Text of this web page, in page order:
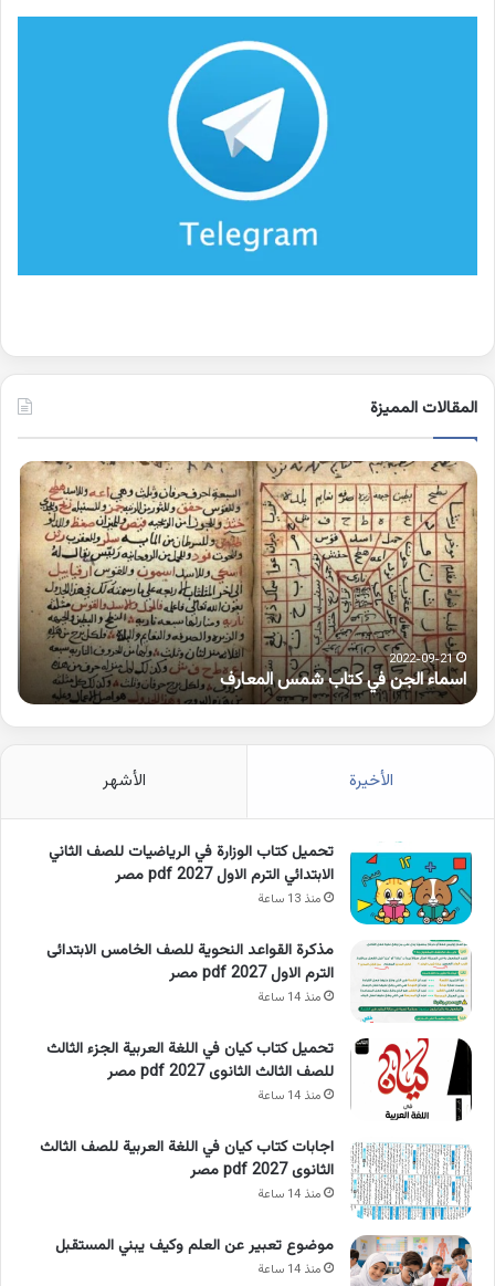
المقالات المميزة
اسماء
الجن
في
كتاب
شمس
المعارف
2022-09-21
اسماء الجن في كتاب شمس المعارف
الأخيرة الأشهر
تحميل كتاب الوزارة في الرياضيات للصف الثاني
الابتدائي الترم الاول 2027 pdf مصر
منذ 13 ساعة
مذكرة القواعد النحوية للصف الخامس الابتدائى
الترم الاول 2027 pdf مصر
منذ 14 ساعة
تحميل كتاب كيان في اللغة العربية الجزء الثالث
للصف الثالث الثانوى 2027 pdf مصر
منذ 14 ساعة
اجابات كتاب كيان في اللغة العربية للصف الثالث
الثانوى 2027 pdf مصر
منذ 14 ساعة
موضوع تعبير عن العلم وكيف يبني المستقبل
منذ 14 ساعة